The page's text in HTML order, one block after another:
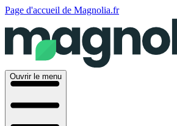
Page d'accueil de Magnolia.fr
Ouvrir le menu